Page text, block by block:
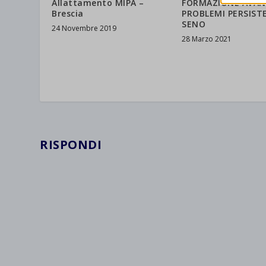
Allattamento MIPA –
Brescia
24 Novembre 2019
FORMAZIONE
PROBLEMI
SENO
28 Marzo 2021
RISPONDI
_ga
Altri